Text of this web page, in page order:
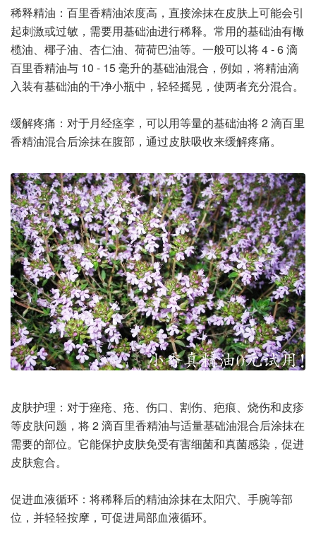
稀释精油：百里香精油浓度高，直接涂抹在皮肤上可能会引
起刺激或过敏，需要用基础油进行稀释。常用的基础油有橄
榄油、椰子油、杏仁油、荷荷巴油等。一般可以将 4 - 6 滴
百里香精油与 10 - 15 毫升的基础油混合，例如，将精油滴
入装有基础油的干净小瓶中，轻轻摇晃，使两者充分混合。
缓解疼痛：对于月经痉挛，可以用等量的基础油将 2 滴百里
香精油混合后涂抹在腹部，通过皮肤吸收来缓解疼痛。
皮肤护理：对于痤疮、疮、伤口、割伤、疤痕、烧伤和皮疹
等皮肤问题，将 2 滴百里香精油与适量基础油混合后涂抹在
需要的部位。它能保护皮肤免受有害细菌和真菌感染，促进
皮肤愈合。
促进血液循环：将稀释后的精油涂抹在太阳穴、手腕等部
位，并轻轻按摩，可促进局部血液循环。